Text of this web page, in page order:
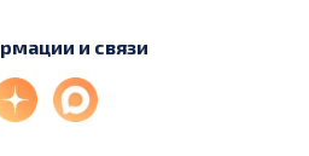
и связи